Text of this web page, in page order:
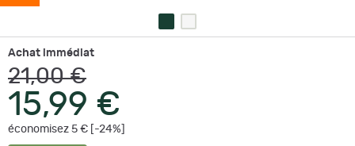
Achat immédiat
21,00 €
15,99 €
économisez 5 € [-24%]